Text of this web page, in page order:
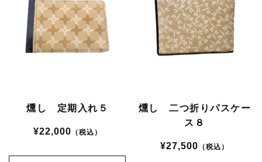
燻し 定期入れ５
¥22,000 （税込）
燻し 二つ折りパスケー
ス８
¥27,500 （税込）